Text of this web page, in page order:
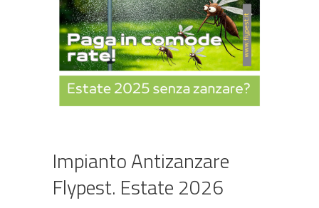
Impianto Antizanzare
Flypest. Estate 2026